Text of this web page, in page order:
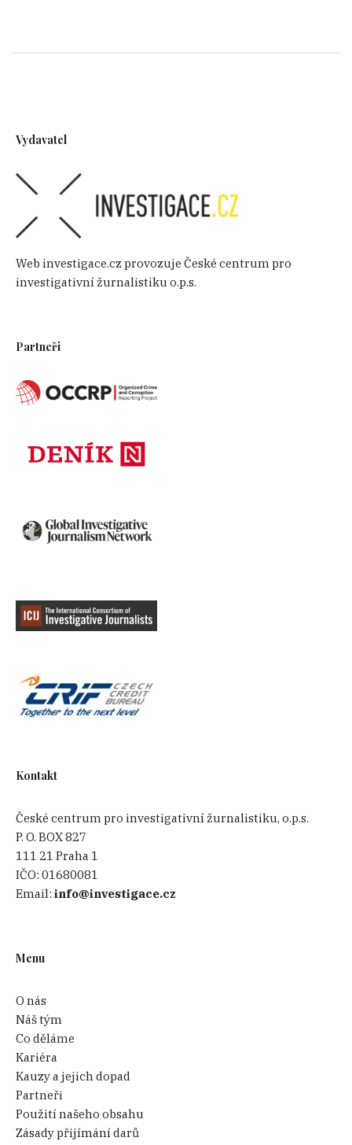
Vydavatel
Web investigace.cz provozuje České centrum pro
investigativní žurnalistiku o.p.s.
Partneři
Kontakt
České centrum pro investigativní žurnalistiku, o.p.s.
P. O. BOX 827
111 21 Praha 1
IČO:01680081
Email:info@investigace.cz
Menu
O nás
Náš tým
Co děláme
Kariéra
Kauzy a jejich dopad
Partneři
Použití našeho obsahu
Zásady přijímání darů